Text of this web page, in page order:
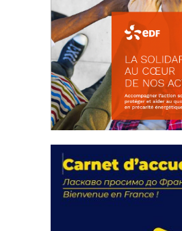
actions
18 septembre 2023
FEUILLETER